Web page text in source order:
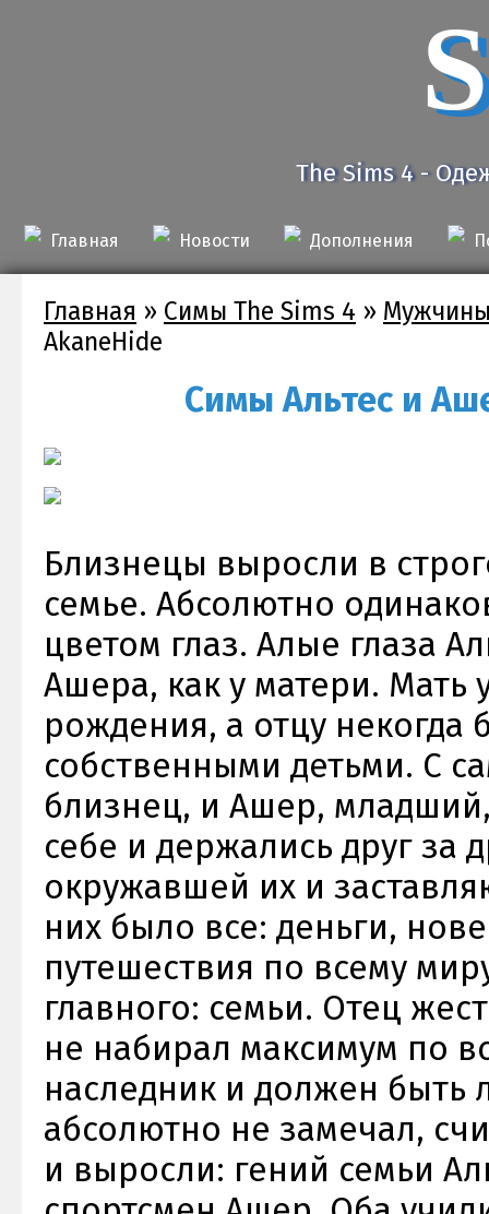
The Sims 4 -
Главная Новости Дополнения
Главная » Симы The Sims 4 »
AkaneHide
Симы Альтес и
Близнецы выросли в
семье. Абсолютно
цветом глаз. Алые глаза
Ашера, как у матери. Мать
рождения, а отцу некогда
собственными детьми. С
близнец, и Ашер,
себе и держались друг за
окружавшей их и
них было все: деньги,
путешествия по всему
главного: семьи. Отец
не набирал максимум по
наследник и должен быть
абсолютно не замечал,
и выросли: гений семьи